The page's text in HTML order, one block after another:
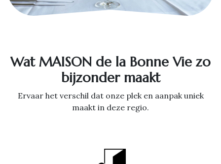
Wat MAISON de la Bonne Vie zo
bijzonder maakt
Ervaar het verschil dat onze plek en aanpak uniek
maakt in deze regio.